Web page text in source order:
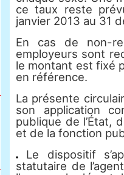
ce taux reste
janvier 2013 au 31
En cas de non-
employeurs sont
le montant est fixé
en référence.
La présente
son application
publique de l’État,
et de la fonction
Le dispositif
statutaire de